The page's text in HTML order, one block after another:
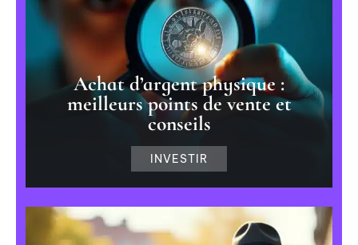
Achat d’argent physique :
meilleurs points de vente et
conseils
INVESTIR